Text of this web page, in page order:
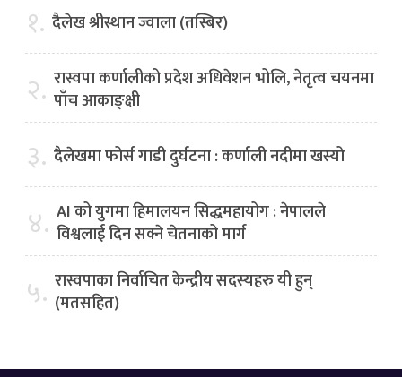
१. दैलेख श्रीस्थान ज्वाला (तस्बिर)
२. रास्वपा कर्णालीको प्रदेश अधिवेशन भोलि, नेतृत्व चयनमा
पाँच आकाङ्क्षी
३. दैलेखमा फोर्स गाडी दुर्घटना : कर्णाली नदीमा खस्यो
४. AI को युगमा हिमालयन सिद्धमहायोग : नेपालले
विश्वलाई दिन सक्ने चेतनाको मार्ग
५. रास्वपाका निर्वाचित केन्द्रीय सदस्यहरु यी हुन्
(मतसहित)